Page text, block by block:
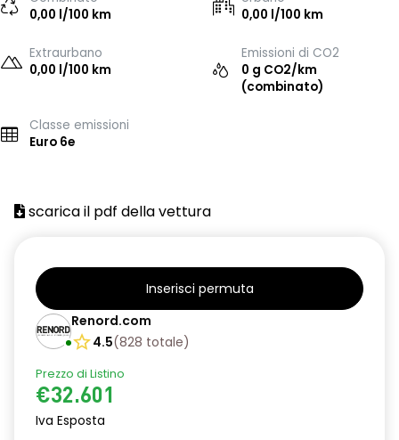
0,00 l/100 km
0,00 l/100 km
Extraurbano
0,00 l/100 km
Emissioni di CO2
0 g CO2/km
(combinato)
Classe emissioni
Euro 6e
scarica il pdf della vettura
Inserisci permuta
Renord.com
4.5(828 totale)
Prezzo di Listino
€32.601
Iva Esposta